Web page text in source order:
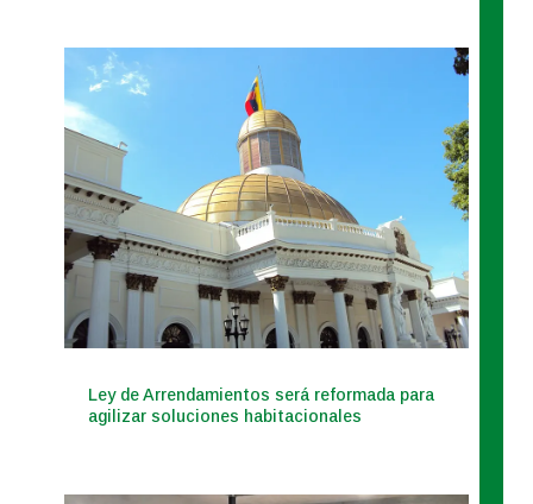
Ley de Arrendamientos será reformada para
agilizar soluciones habitacionales